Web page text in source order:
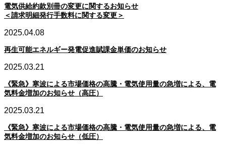
電気供給約款別冊の変更に関するお知らせ
＜請求明細発行手数料に関する変更＞
2025.04.08
再生可能エネルギー発電促進賦課金単価のお知らせ
2025.03.21
《緊急》寒波による市場価格の高騰・電気使用量の急増による、電
気料金増加のお知らせ（高圧）
2025.03.21
《緊急》寒波による市場価格の高騰・電気使用量の急増による、電
気料金増加のお知らせ（低圧）